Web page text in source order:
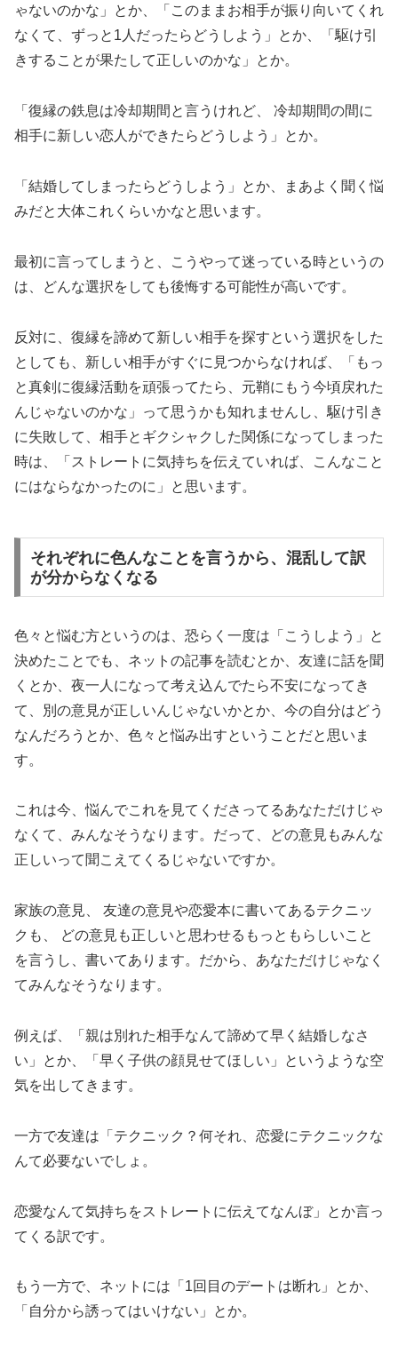
ゃないのかな」とか、「このままお相手が振り向いてくれ
なくて、ずっと1人だったらどうしよう」とか、「駆け引
きすることが果たして正しいのかな」とか。
「復縁の鉄息は冷却期間と言うけれど、 冷却期間の間に
相手に新しい恋人ができたらどうしよう」とか。
「結婚してしまったらどうしよう」とか、まあよく聞く悩
みだと大体これくらいかなと思います。
最初に言ってしまうと、こうやって迷っている時というの
は、どんな選択をしても後悔する可能性が高いです。
反対に、復縁を諦めて新しい相手を探すという選択をした
としても、新しい相手がすぐに見つからなければ、「もっ
と真剣に復縁活動を頑張ってたら、元鞘にもう今頃戻れた
んじゃないのかな」って思うかも知れませんし、駆け引き
に失敗して、相手とギクシャクした関係になってしまった
時は、「ストレートに気持ちを伝えていれば、こんなこと
にはならなかったのに」と思います。
それぞれに色んなことを言うから、混乱して訳
が分からなくなる
色々と悩む方というのは、恐らく一度は「こうしよう」と
決めたことでも、ネットの記事を読むとか、友達に話を聞
くとか、夜一人になって考え込んでたら不安になってき
て、別の意見が正しいんじゃないかとか、今の自分はどう
なんだろうとか、色々と悩み出すということだと思いま
す。
これは今、悩んでこれを見てくださってるあなただけじゃ
なくて、みんなそうなります。だって、どの意見もみんな
正しいって聞こえてくるじゃないですか。
家族の意見、 友達の意見や恋愛本に書いてあるテクニッ
クも、 どの意見も正しいと思わせるもっともらしいこと
を言うし、書いてあります。だから、あなただけじゃなく
てみんなそうなります。
例えば、「親は別れた相手なんて諦めて早く結婚しなさ
い」とか、「早く子供の顔見せてほしい」というような空
気を出してきます。
一方で友達は「テクニック？何それ、恋愛にテクニックな
んて必要ないでしょ。
恋愛なんて気持ちをストレートに伝えてなんぼ」とか言っ
てくる訳です。
もう一方で、ネットには「1回目のデートは断れ」とか、
「自分から誘ってはいけない」とか。